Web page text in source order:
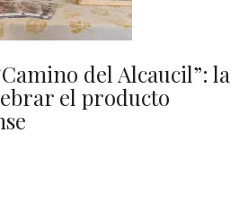
del Alcaucil”: la
el producto